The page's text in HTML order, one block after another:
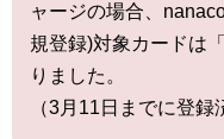
ャージの場合、
規登録)対象カードは
りました。
（3月11日までに登録